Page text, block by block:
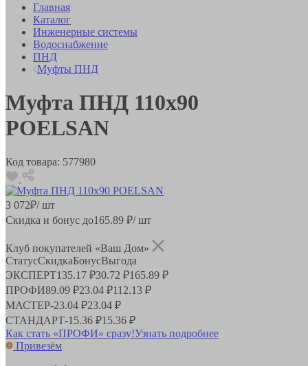
Главная
Каталог
Инженерные системы
Водоснабжение
ПНД
Муфты ПНД
Муфта ПНД 110х90
POELSAN
Код товара: 577980
3 072₽/ шт
Скидка и бонус до165.89 ₽/ шт
Клуб покупателей «Ваш Дом»
СтатусСкидкаБонусВыгода
ЭКСПЕРТ135.17 ₽30.72 ₽165.89 ₽
ПРОФИ89.09 ₽23.04 ₽112.13 ₽
МАСТЕР-23.04 ₽23.04 ₽
СТАНДАРТ-15.36 ₽15.36 ₽
Как стать «ПРОФИ» сразу!Узнать подробнее
Привезём